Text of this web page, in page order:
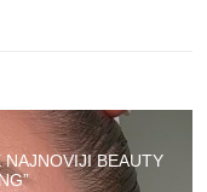
BEAUTY